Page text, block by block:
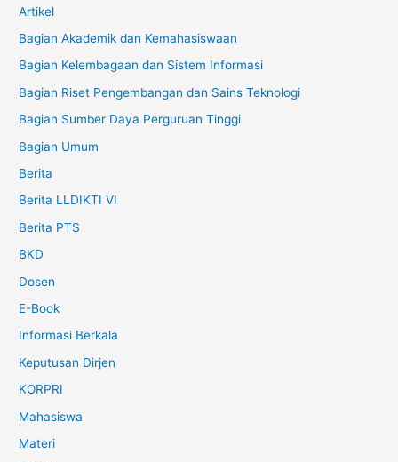
Artikel
Bagian Akademik dan Kemahasiswaan
Bagian Kelembagaan dan Sistem Informasi
Bagian Riset Pengembangan dan Sains Teknologi
Bagian Sumber Daya Perguruan Tinggi
Bagian Umum
Berita
Berita LLDIKTI VI
Berita PTS
BKD
Dosen
E-Book
Informasi Berkala
Keputusan Dirjen
KORPRI
Mahasiswa
Materi